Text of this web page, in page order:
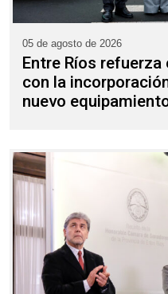
05 de agosto de 2026
Entre Ríos
con la
nuevo